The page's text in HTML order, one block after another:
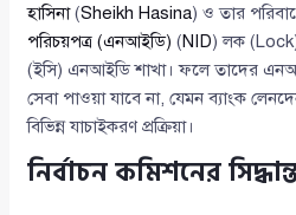
হাসিনা(Sheikh Hasina) ও তার
পরিচয়পত্র (এনআইডি) (NID) লক (Lock)
(ইসি) এনআইডি শাখা। ফলে তাদের
সেবা পাওয়া যাবে না, যেমন ব্যাংক
বিভিন্ন যাচাইকরণ প্রক্রিয়া।
নির্বাচন কমিশনের